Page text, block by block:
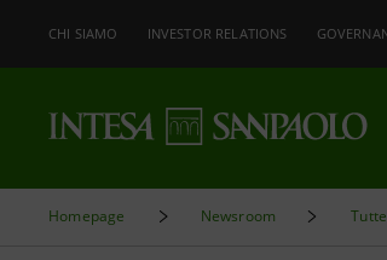
CHI SIAMO INVESTOR RELATIONS
Homepage Newsroom